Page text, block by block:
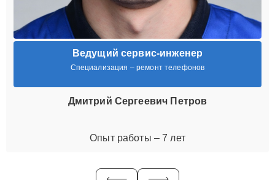
Ведущий сервис-инженер
Специализация – ремонт телефонов
Дмитрий Сергеевич Петров
Опыт работы – 7 лет